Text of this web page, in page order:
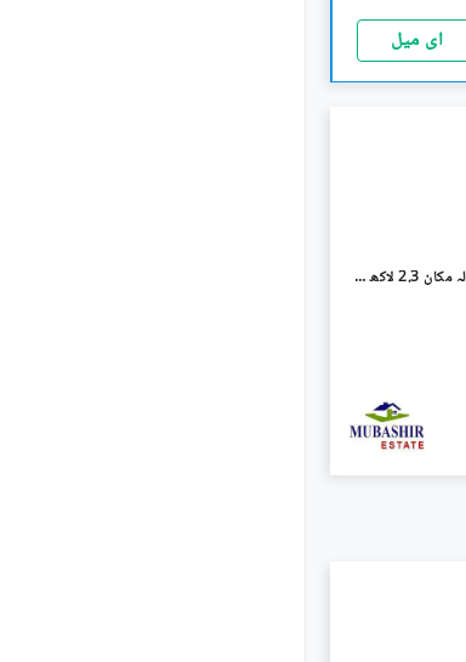
ای میل
جی ۔ 11/3 جی ۔ 11,اسلام آباد میں 5 کمروں کا 8 مرلہ مکان 2.3 لاکھ میں کرایہ پر دستیاب ہے۔